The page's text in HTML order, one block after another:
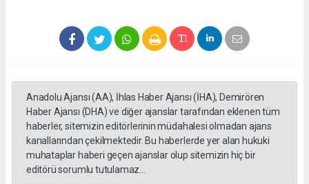
Anadolu Ajansı (AA), İhlas Haber Ajansı (İHA), Demirören
Haber Ajansı (DHA) ve diğer ajanslar tarafından eklenen tüm
haberler, sitemizin editörlerinin müdahalesi olmadan ajans
kanallarından çekilmektedir. Bu haberlerde yer alan hukuki
muhataplar haberi geçen ajanslar olup sitemizin hiç bir
editörü sorumlu tutulamaz...